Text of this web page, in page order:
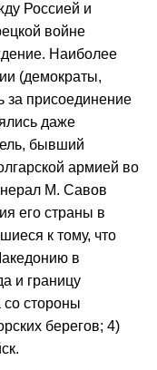
Россией и
войне
Наиболее
(демократы,
за при­соединение
даже
бывший
армией во
М. Савов
его страны в
к тому, что
в
и границу
со стороны
берегов; 4)